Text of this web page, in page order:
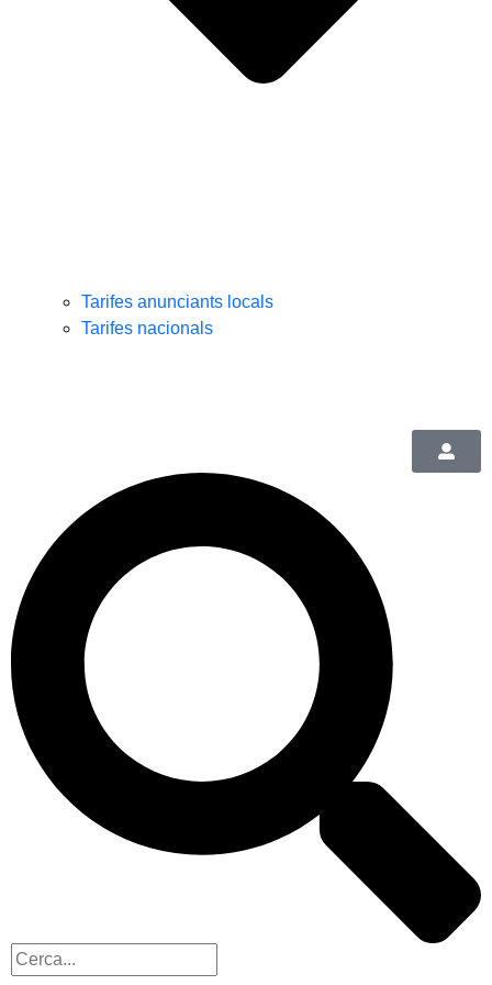
Tarifes anunciants locals
Tarifes nacionals